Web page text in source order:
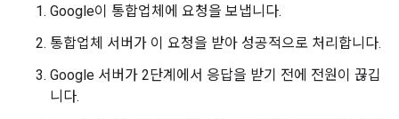
Google이 통합업체에 요청을 보냅니다.
통합업체 서버가 이 요청을 받아 성공적으로 처리합니다.
Google 서버가 2단계에서 응답을 받기 전에 전원이 끊깁
니다.